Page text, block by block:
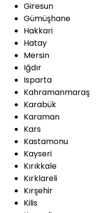
Giresun
Gümüşhane
Hakkari
Hatay
Mersin
Iğdır
Isparta
Kahramanmaraş
Karabük
Karaman
Kars
Kastamonu
Kayseri
Kırıkkale
Kırklareli
Kırşehir
Kilis